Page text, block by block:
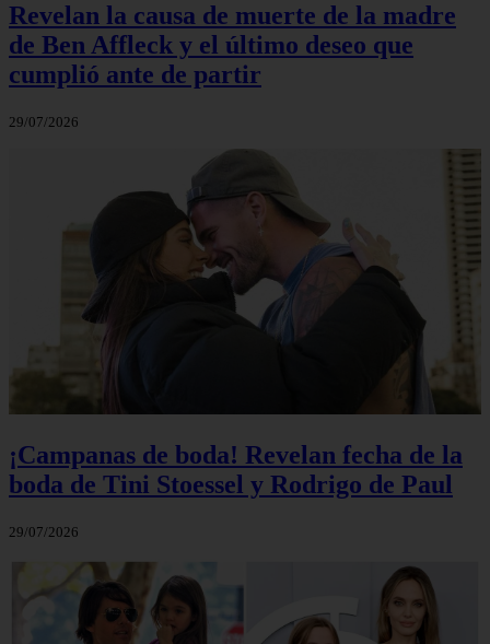
Revelan la causa de muerte de la madre
de Ben Affleck y el último deseo que
cumplió ante de partir
29/07/2026
¡Campanas de boda! Revelan fecha de la
boda de Tini Stoessel y Rodrigo de Paul
29/07/2026